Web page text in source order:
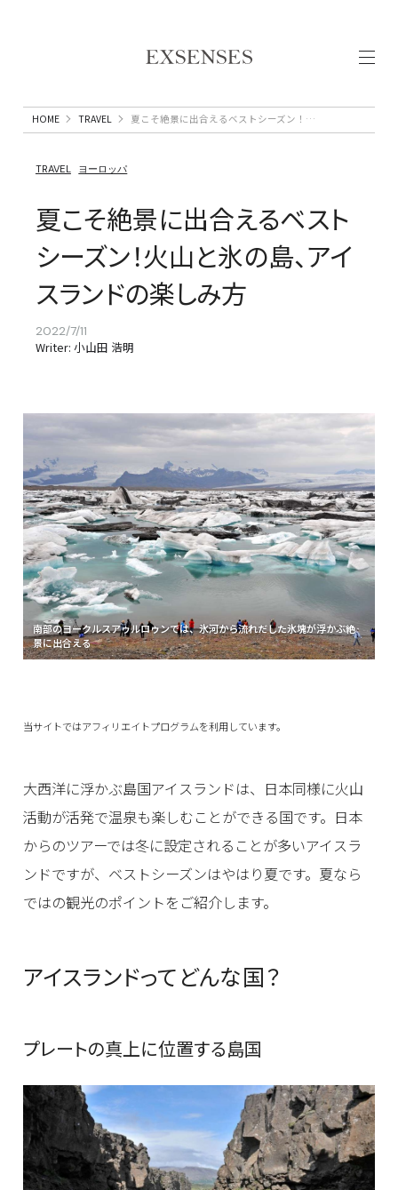
HOME TRAVEL 夏こそ絶景に出合えるベストシーズン！火山と氷の島、アイスランドの楽しみ方
TRAVEL ヨーロッパ
夏こそ絶景に出合えるベスト
シーズン！火山と氷の島、アイ
スランドの楽しみ方
2022/7/11
Writer: 小山田 浩明
南部のヨークルスアゥルロゥンでは、氷河から流れだした氷塊が浮かぶ絶
景に出合える
当サイトではアフィリエイトプログラムを利用しています。
大西洋に浮かぶ島国アイスランドは、日本同様に火山
活動が活発で温泉も楽しむことができる国です。日本
からのツアーでは冬に設定されることが多いアイスラ
ンドですが、ベストシーズンはやはり夏です。夏なら
ではの観光のポイントをご紹介します。
アイスランドってどんな国？
プレートの真上に位置する島国